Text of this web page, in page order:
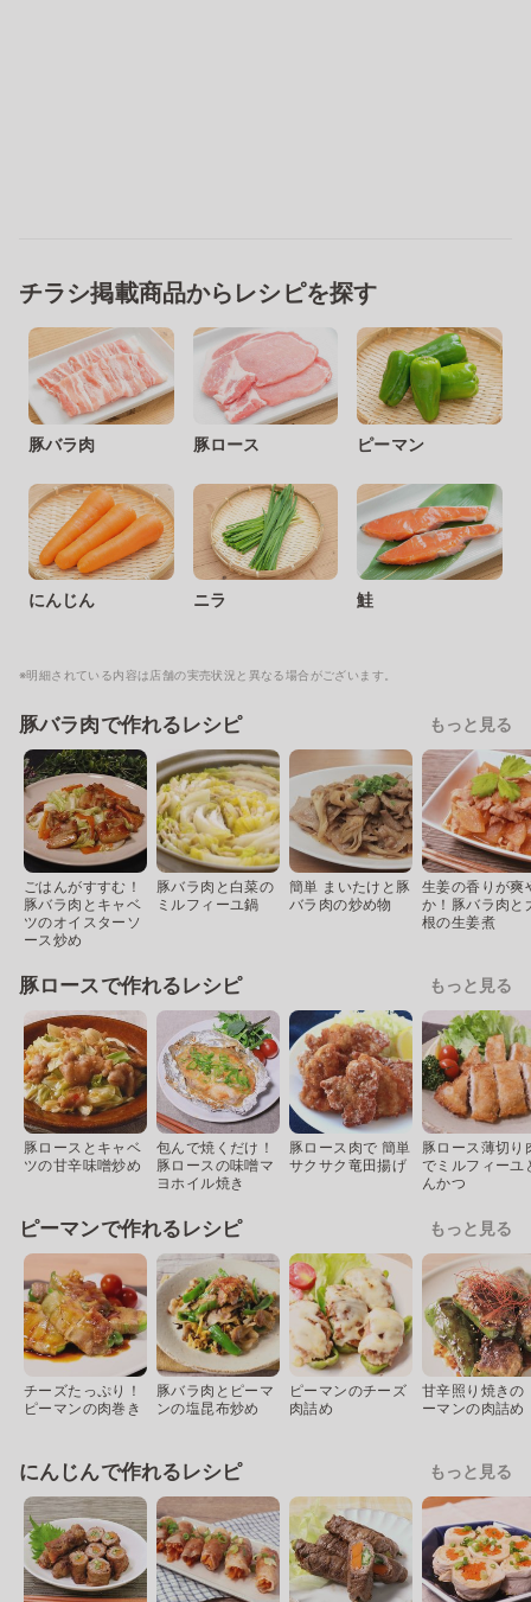
チラシ掲載商品からレシピを探す
豚バラ肉 豚ロース ピーマン
にんじん ニラ 鮭
※明細されている内容は店舗の実売状況と異なる場合がございます。
豚バラ肉で作れるレシピ もっと見る
ごはんがすすむ！
豚バラ肉とキャベ
ツのオイスターソ
ース炒め
豚バラ肉と白菜の
ミルフィーユ鍋
簡単 まいたけと豚
バラ肉の炒め物
生姜の香りが爽
か！豚バラ肉と
根の生姜煮
豚ロースで作れるレシピ もっと見る
豚ロースとキャベ
ツの甘辛味噌炒め
包んで焼くだけ！
豚ロースの味噌マ
ヨホイル焼き
豚ロース肉で 簡単
サクサク竜田揚げ
豚ロース薄切り
でミルフィーユ
んかつ
ピーマンで作れるレシピ もっと見る
チーズたっぷり！
ピーマンの肉巻き
豚バラ肉とピーマ
ンの塩昆布炒め
ピーマンのチーズ
肉詰め
甘辛照り焼きの
ーマンの肉詰め
にんじんで作れるレシピ もっと見る